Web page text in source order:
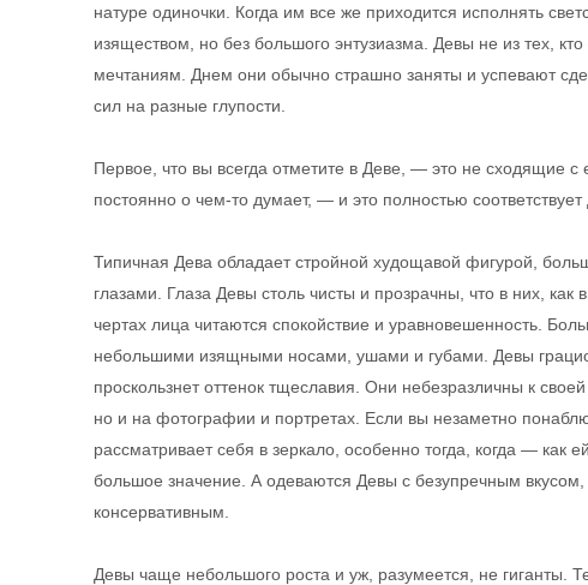
натуре одиночки. Когда им все же приходится исполнять
изяществом, но без большого энтузиазма. Девы не из тех,
мечтаниям. Днем они обычно страшно заняты и успевают
сил на разные глупости.
Первое, что вы всегда отметите в Деве, — это не сходящие с
постоянно о чем-то думает, — и это полностью соответствует
Типичная Дева обладает стройной худощавой фигурой,
глазами. Глаза Девы столь чисты и прозрачны, что в них,
чертах лица читаются спокойствие и уравновешенность.
небольшими изящными носами, ушами и губами. Девы
проскользнет оттенок тщеславия. Они небезразличны к
но и на фотографии и портретах. Если вы незаметно
рассматривает себя в зеркало, особенно тогда, когда —
большое значение. А одеваются Девы с безупречным вкусом,
консервативным.
Девы чаще небольшого роста и уж, разумеется, не гиганты.